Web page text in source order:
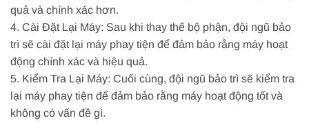
quả và chính xác hơn.
4. Cài Đặt Lại Máy: Sau khi thay thế bộ phận, đội ngũ bảo
trì sẽ cài đặt lại máy phay tiện để đảm bảo rằng máy hoạt
động chính xác và hiệu quả.
5. Kiểm Tra Lại Máy: Cuối cùng, đội ngũ bảo trì sẽ kiểm tra
lại máy phay tiện để đảm bảo rằng máy hoạt động tốt và
không có vấn đề gì.